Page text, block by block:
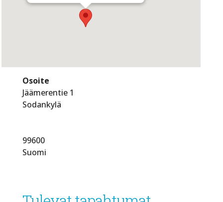
Osoite
Jäämerentie 1
Sodankylä
99600
Suomi